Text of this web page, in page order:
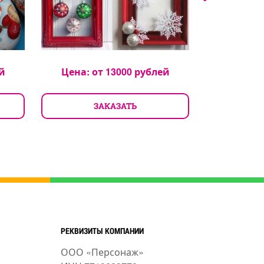
Цена: от 13000рублей
ЗАКАЗАТЬ
РЕКВИЗИТЫ КОМПАНИИ
ООО «Персонаж»